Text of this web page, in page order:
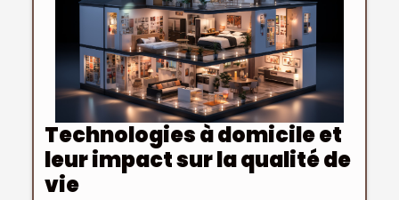
Technologies à domicile et
leur impact sur la qualité de
vie